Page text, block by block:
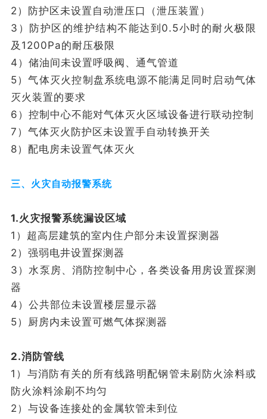
2）防护区未设置自动泄压口（泄压装置）
3）防护区的维护结构不能达到0.5小时的耐火极限
及1200Pa的耐压极限
4）储油间未设置呼吸阀、通气管道
5）气体灭火控制盘系统电源不能满足同时启动气体
灭火装置的要求
6）控制中心不能对气体灭火区域设备进行联动控制
7）气体灭火防护区未设置手自动转换开关
8）配电房未设置气体灭火
三、火灾自动报警系统
1.火灾报警系统漏设区域
1）超高层建筑的室内住户部分未设置探测器
2）强弱电井设置探测器
3）水泵房、消防控制中心，各类设备用房设置探测
器
4）公共部位未设置楼层显示器
5）厨房内未设置可燃气体探测器
2.消防管线
1）与消防有关的所有线路明配钢管未刷防火涂料或
防火涂料涂刷不均匀
2）与设备连接处的金属软管未到位